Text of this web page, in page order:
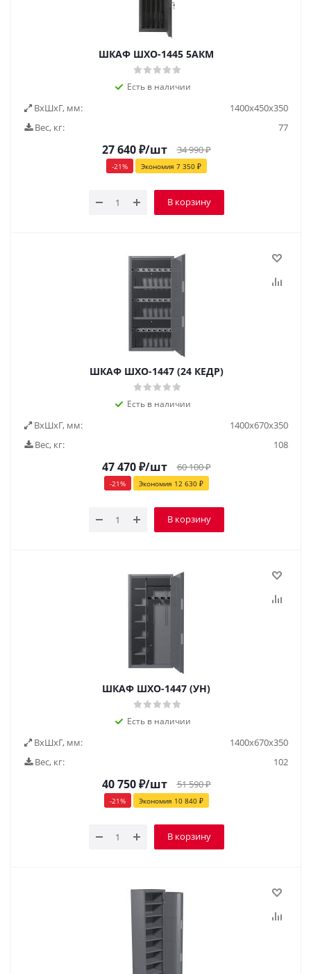
ШКАФ ШХО-1445 5АКМ
Есть в наличии
ВxШxГ, мм:
1400x450x350
Вес, кг:
77
27 640₽/шт 34 990₽
-21% Экономия 7 350₽
В корзину
ШКАФ ШХО-1447 (24 КЕДР)
Есть в наличии
ВxШxГ, мм:
1400x670x350
Вес, кг:
108
47 470₽/шт 60 100₽
-21% Экономия 12 630₽
В корзину
ШКАФ ШХО-1447 (УН)
Есть в наличии
ВxШxГ, мм:
1400x670x350
Вес, кг:
102
40 750₽/шт 51 590₽
-21% Экономия 10 840₽
В корзину